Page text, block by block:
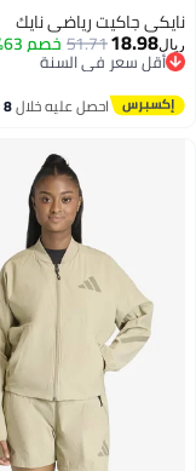
2
نايكي جاكيت رياضي نايك
ريال18.98
51.71خصم 63%
أقل سعر في السنة
أقل سعر في السنة
احصل عليه خلال